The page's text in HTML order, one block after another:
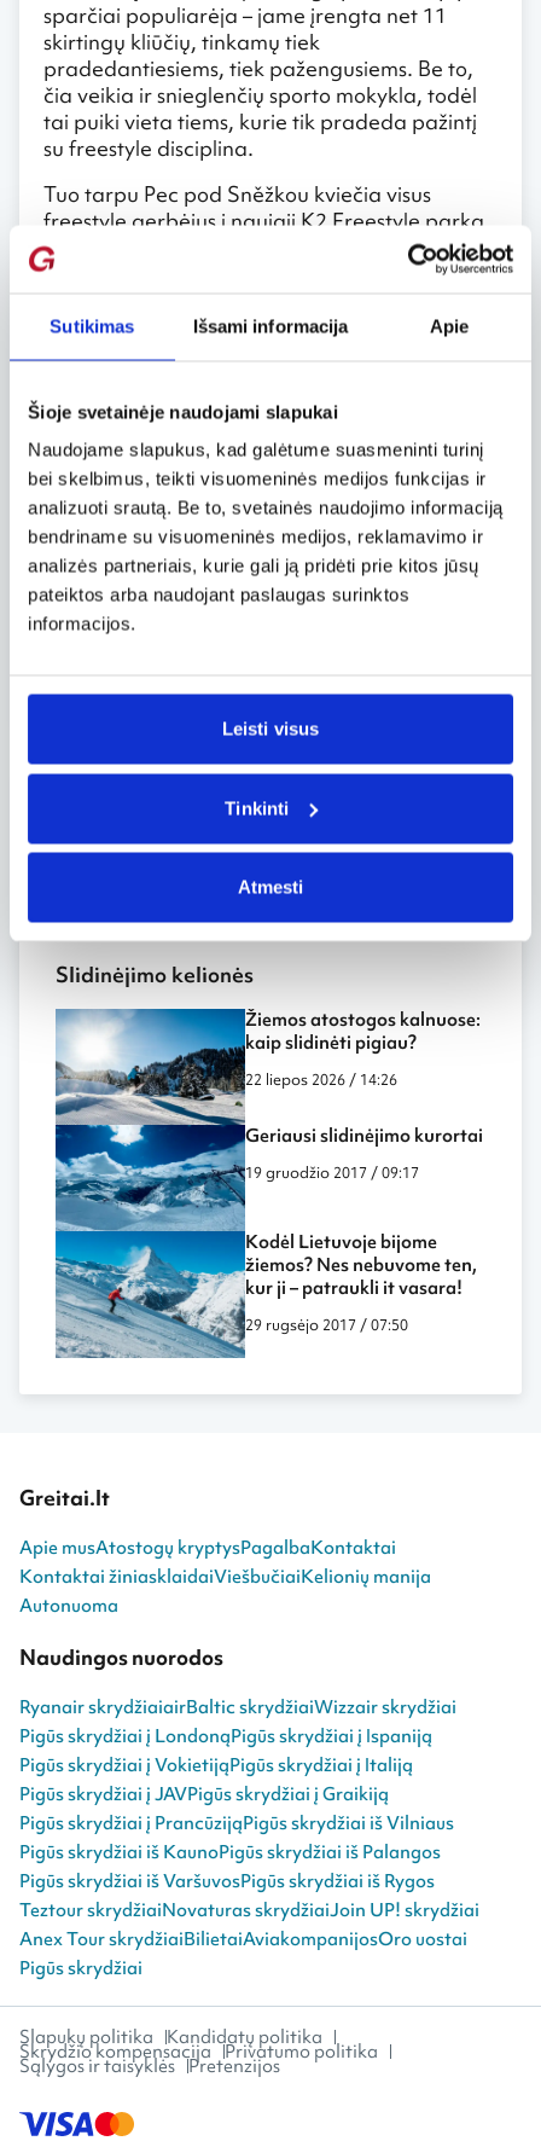
Sutikimas Išsami informacija Apie
Šioje svetainėje naudojami slapukai
Naudojame slapukus, kad galėtume suasmeninti turinį
bei skelbimus, teikti visuomeninės medijos funkcijas ir
analizuoti srautą. Be to, svetainės naudojimo informaciją
bendriname su visuomeninės medijos, reklamavimo ir
analizės partneriais, kurie gali ją pridėti prie kitos jūsų
pateiktos arba naudojant paslaugas surinktos
informacijos.
Leisti visus
Tinkinti
Atmesti
sparčiai populiarėja – jame įrengta net 11
skirtingų kliūčių, tinkamų tiek
pradedantiesiems, tiek pažengusiems. Be to,
čia veikia ir snieglenčių sporto mokykla, todėl
tai puiki vieta tiems, kurie tik pradeda pažintį
su freestyle disciplina.
Tuo tarpu Pec pod Sněžkou kviečia visus
freestyle gerbėjus į naująjį K2 Freestyle parką.
Tai moderni erdvė, kurioje galima tobulinti
triukus, lavinti techniką ir tiesiog mėgautis
Čekijos sniego parkai išsiskiria tuo, kad yra
skirtingiems gebėjimų lygiams. Nesvarbu, ar
žengiate pirmuosius žingsnius snieglenčių
sporte, ar jau bandote sudėtingus triukus – čia
rasite sau tinkamą vietą.
Freestyle kultūra Čekijoje kasmet stiprėja, o
sniego parkai tampa ne tik sporto, bet ir
bendruomenės susitikimų vieta. Tai dar viena
priežastis, kodėl Čekijos slidinėjimo kurortai vis
dažniau pasirenkami ne tik dėl kainos ar
Slidinėjimo kelionės
Žiemos atostogos kalnuose:
kaip slidinėti pigiau?
22 liepos 2026 / 14:26
Geriausi slidinėjimo kurortai
19 gruodžio 2017 / 09:17
Kodėl Lietuvoje bijome
žiemos? Nes nebuvome ten,
kur ji – patraukli it vasara!
29 rugsėjo 2017 / 07:50
Greitai.lt
Apie musAtostogų kryptysPagalbaKontaktai
Kontaktai žiniasklaidaiViešbučiaiKelionių manija
Autonuoma
Naudingos nuorodos
Ryanair skrydžiaiairBaltic skrydžiaiWizzair skrydžiai
Pigūs skrydžiai į LondonąPigūs skrydžiai į Ispaniją
Pigūs skrydžiai į VokietijąPigūs skrydžiai į Italiją
Pigūs skrydžiai į JAVPigūs skrydžiai į Graikiją
Pigūs skrydžiai į PrancūzijąPigūs skrydžiai iš Vilniaus
Pigūs skrydžiai iš KaunoPigūs skrydžiai iš Palangos
Pigūs skrydžiai iš VaršuvosPigūs skrydžiai iš Rygos
Teztour skrydžiaiNovaturas skrydžiaiJoin UP! skrydžiai
Anex Tour skrydžiaiBilietaiAviakompanijosOro uostai
Pigūs skrydžiai
Slapukų politika Kandidatų politika
Skrydžio kompensacija Privatumo politika
Sąlygos ir taisyklės Pretenzijos